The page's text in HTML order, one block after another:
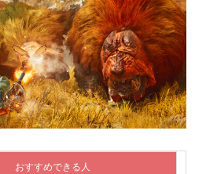
おすすめできる人